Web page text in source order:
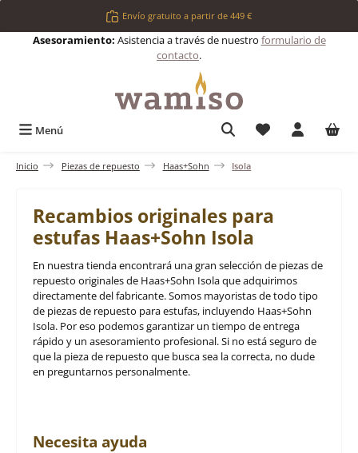
Saltar al contenido principalEnvío gratuito a partir de 449 €
Asesoramiento: Asistencia a través de nuestro formulario de
contacto.
Menú Tienes 0
Inicio Piezas de repuesto Haas+Sohn Isola
Recambios originales para
estufas Haas+Sohn Isola
En nuestra tienda encontrará una gran selección de piezas de
repuesto originales de Haas+Sohn Isola que adquirimos
directamente del fabricante. Somos mayoristas de todo tipo
de piezas de repuesto para estufas, incluyendo Haas+Sohn
Isola. Por eso podemos garantizar un tiempo de entrega
rápido y un asesoramiento profesional. Si no está seguro de
que la pieza de repuesto que busca sea la correcta, no dude
en preguntarnos personalmente.
Necesita ayuda